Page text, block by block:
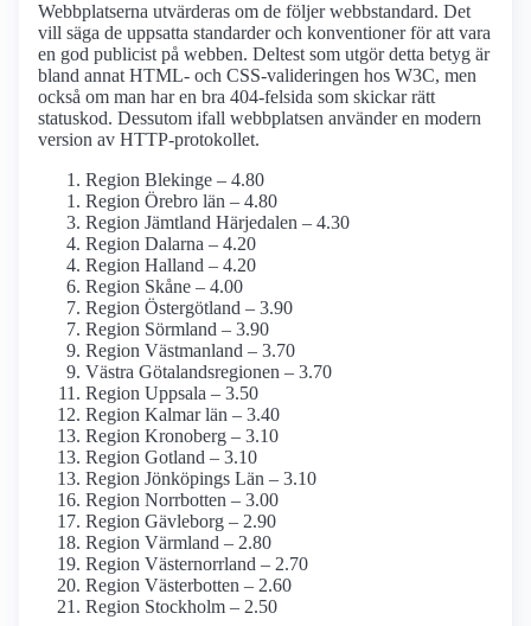
Webbplatserna utvärderas om de följer webbstandard. Det
vill säga de uppsatta standarder och konventioner för att vara
en god publicist på webben. Deltest som utgör detta betyg är
bland annat HTML- och CSS-valideringen hos W3C, men
också om man har en bra 404-felsida som skickar rätt
statuskod. Dessutom ifall webbplatsen använder en modern
version av HTTP-protokollet.
Region Blekinge – 4.80
Region Örebro län – 4.80
Region Jämtland Härjedalen – 4.30
Region Dalarna – 4.20
Region Halland – 4.20
Region Skåne – 4.00
Region Östergötland – 3.90
Region Sörmland – 3.90
Region Västmanland – 3.70
Västra Götalandsregionen – 3.70
Region Uppsala – 3.50
Region Kalmar län – 3.40
Region Kronoberg – 3.10
Region Gotland – 3.10
Region Jönköpings Län – 3.10
Region Norrbotten – 3.00
Region Gävleborg – 2.90
Region Värmland – 2.80
Region Västernorrland – 2.70
Region Västerbotten – 2.60
Region Stockholm – 2.50